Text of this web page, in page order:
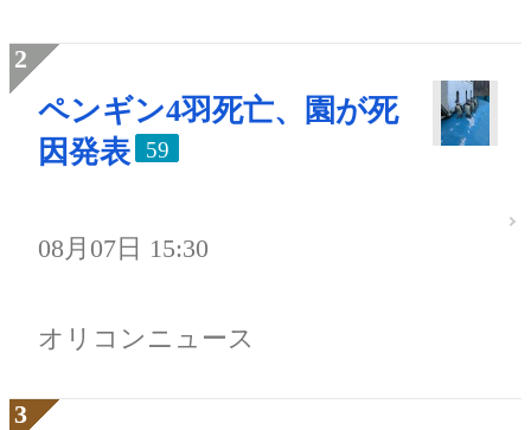
ペンギン4羽死亡、園が死
因発表
59
08月07日 15:30
オリコンニュース